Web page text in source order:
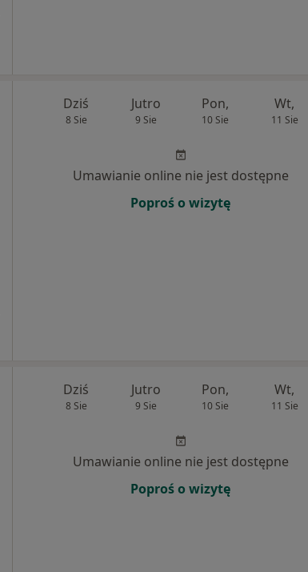
Dziś
8 Sie
Jutro
9 Sie
Pon,
10 Sie
Wt,
11 Sie
Umawianie online nie jest dostępne
Poproś o wizytę
Dziś
8 Sie
Jutro
9 Sie
Pon,
10 Sie
Wt,
11 Sie
Umawianie online nie jest dostępne
Poproś o wizytę